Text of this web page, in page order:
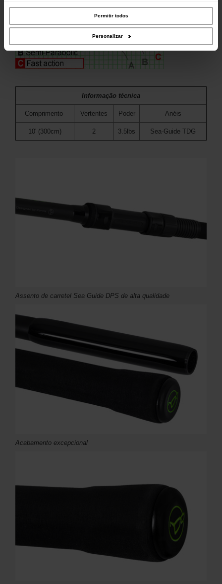
parceiros de redes sociais, de publicidade e de análise, que as podem combinar
com outras informações que lhes forneceu ou recolhidas por estes a partir da
sua utilização dos respetivos serviços.
Permitir todos
Personalizar
Informação técnica
Comprimento Vertentes Poder Anéis
10' (300cm) 2 3.5lbs Sea-Guide TDG
Assento de carretel Sea Guide DPS de alta qualidade
Acabamento excepcional